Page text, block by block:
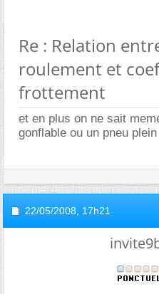
Re : Relation
roulement et
frottement
et en plus on ne sait
gonflable ou un pneu
22/05/2008, 17h21